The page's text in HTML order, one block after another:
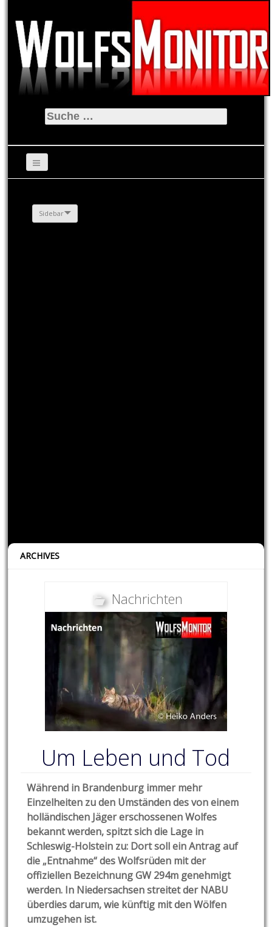
Suche
nach:
Sidebar
ARCHIVES
Nachrichten
Um Leben und Tod
Während in Brandenburg immer mehr
Einzelheiten zu den Umständen des von einem
holländischen Jäger erschossenen Wolfes
bekannt werden, spitzt sich die Lage in
Schleswig-Holstein zu: Dort soll ein Antrag auf
die „Entnahme“ des Wolfsrüden mit der
offiziellen Bezeichnung GW 294m genehmigt
werden. In Niedersachsen streitet der NABU
überdies darum, wie künftig mit den Wölfen
umzugehen ist.